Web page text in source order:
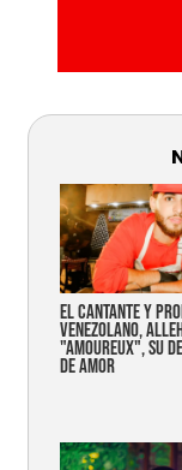
EL CANTANTE Y
VENEZOLANO,
"AMOUREUX", SU
DE AMOR